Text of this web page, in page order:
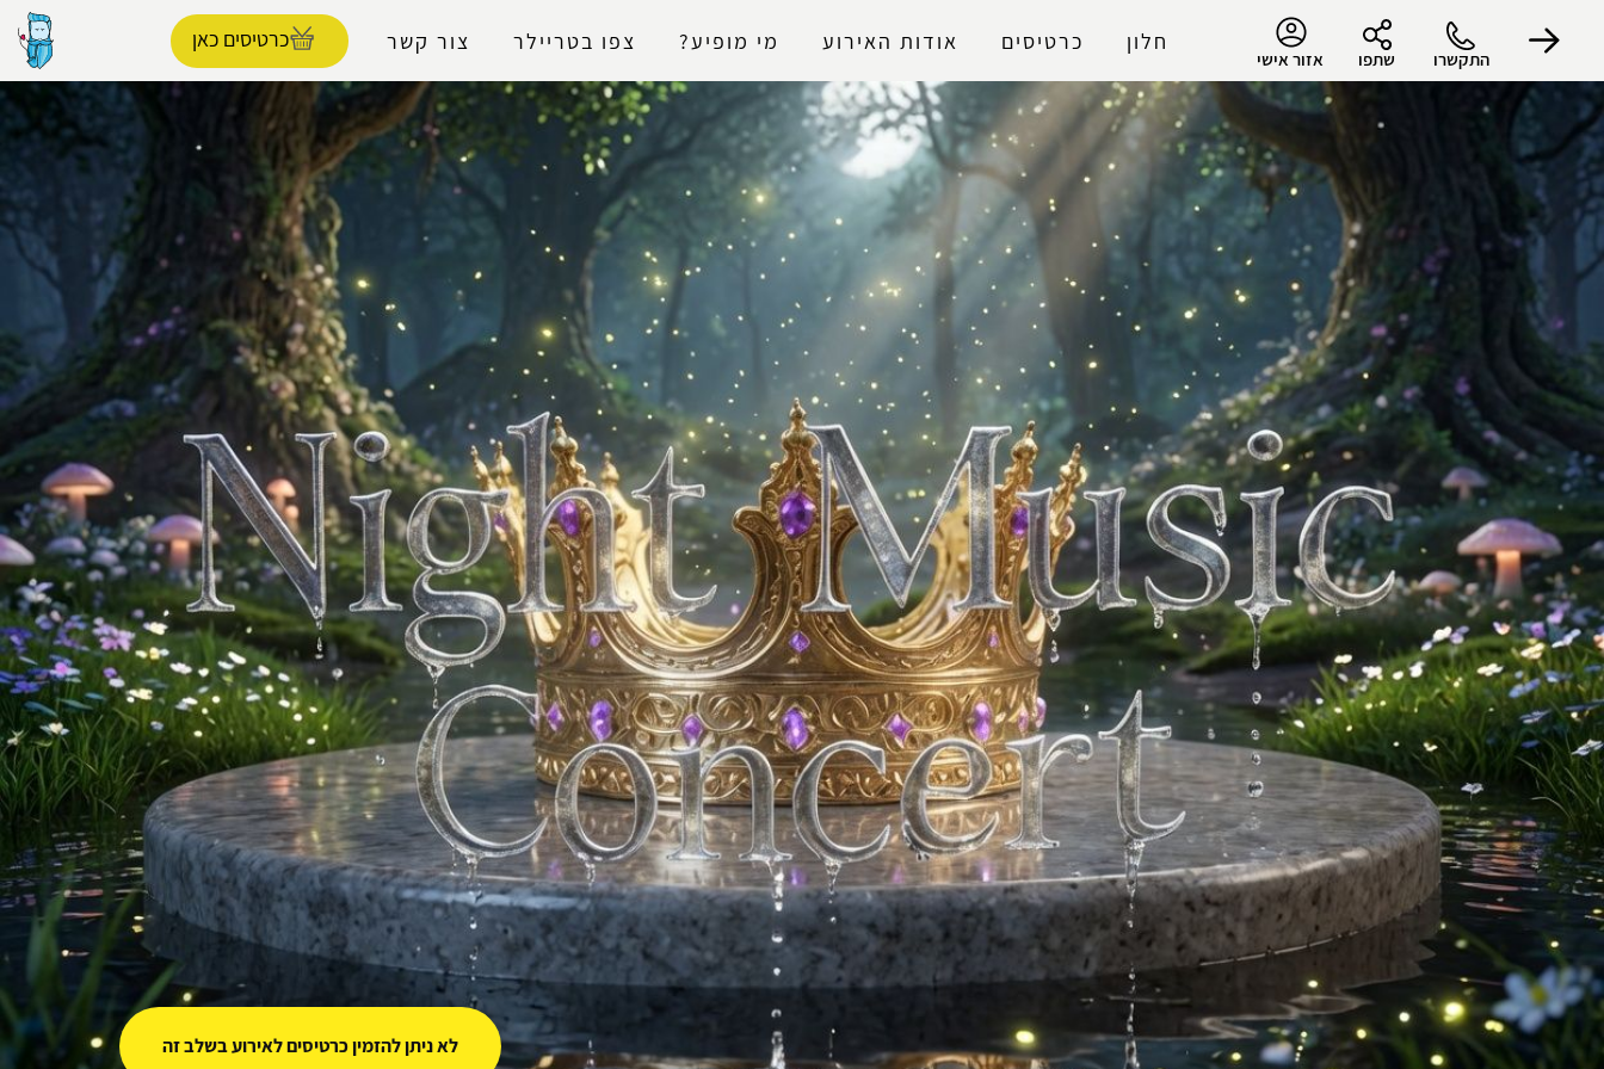
התקשרו שתפו אזור אישי
חלון כרטיסים אודות האירוע מי מופיע? צפו בטריילר צור קשר כרטיסים כאן
הפרופיל שלי
התנתק
לא ניתן להזמין כרטיסים לאירוע בשלב זה